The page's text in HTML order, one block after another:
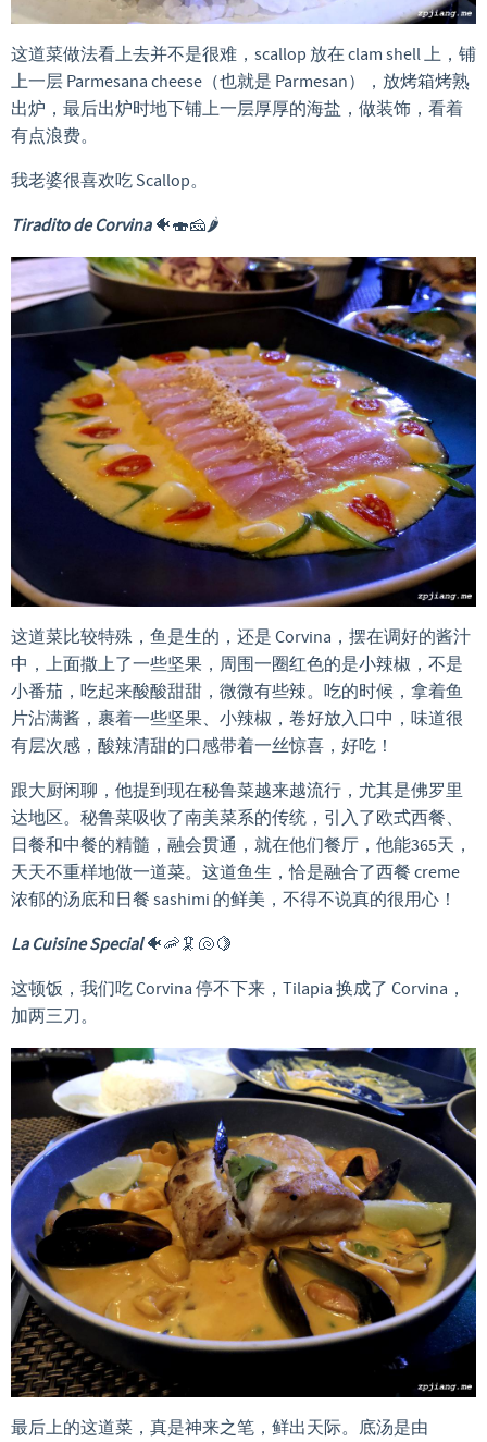
这道菜做法看上去并不是很难，scallop 放在 clam shell 上，铺
上一层 Parmesana cheese（也就是 Parmesan），放烤箱烤熟
出炉，最后出炉时地下铺上一层厚厚的海盐，做装饰，看着
有点浪费。
我老婆很喜欢吃 Scallop。
Tiradito de Corvina🐠🍣🧀🌶️
这道菜比较特殊，鱼是生的，还是 Corvina，摆在调好的酱汁
中，上面撒上了一些坚果，周围一圈红色的是小辣椒，不是
小番茄，吃起来酸酸甜甜，微微有些辣。吃的时候，拿着鱼
片沾满酱，裹着一些坚果、小辣椒，卷好放入口中，味道很
有层次感，酸辣清甜的口感带着一丝惊喜，好吃！
跟大厨闲聊，他提到现在秘鲁菜越来越流行，尤其是佛罗里
达地区。秘鲁菜吸收了南美菜系的传统，引入了欧式西餐、
日餐和中餐的精髓，融会贯通，就在他们餐厅，他能365天，
天天不重样地做一道菜。这道鱼生，恰是融合了西餐 creme
浓郁的汤底和日餐 sashimi 的鲜美，不得不说真的很用心！
La Cuisine Special🐠🦐🦑🐚🍋
这顿饭，我们吃 Corvina 停不下来，Tilapia 换成了 Corvina，
加两三刀。
最后上的这道菜，真是神来之笔，鲜出天际。底汤是由